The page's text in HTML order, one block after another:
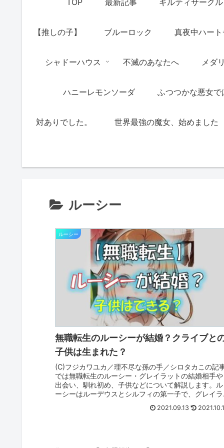
【推しの子】 ブルーロック 真夜中ハー
シャドーハウス 不滅のあなたへ メダ
ハニーレモンソーダ ふつつかな悪女
対ありでした。 世界最強の魔女、始めました
ルーシー
ルーシー
無職転生のルーシーが結婚？クライブと
子供は生まれた？
(C)フジカワユカ／理不尽な孫の手／シロタカこの記
では無職転生のルーシー・グレイラットの結婚相手や
出会い、馴れ初め、子供などについて解説します。ル
ーシーはルーデウスとシルフィの第一子で、グレイラ
2021.09.13